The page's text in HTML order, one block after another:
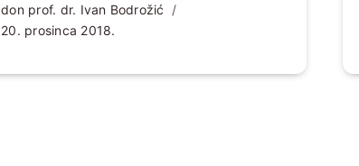
don prof. dr. Ivan Bodrožić
20. prosinca 2018.